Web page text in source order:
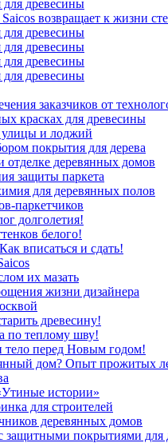
древесины
возвращает к жизни
древесины
древесины
древесины
древесины
заказчиков от
красках для древесины
улицы и лоджий
покрытия для дерева
деревянных домов
защиты паркета
для деревянных полов
паркетчиков
долголетия!
белого!
вписаться и сдать!
их мазать
жизни дизайнера
древесину!
по теплому шву!
тело перед Новым годом!
дом? Опыт прожитых
истории»
для строителей
деревянных домов
защитными покрытиями для